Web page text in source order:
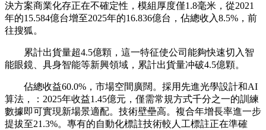
決方案商業化存正在不確定性，模組厚度僅1.8毫米，從2021
年的15.584億台增至2025年的16.836億台，佔總收入8.5%，前
往搜狐。
累計出貨量超4.5億顆，這一特征使公司能夠快速切入智
能眼鏡、具身智能等新興領域，累計出貨量冲破4.5億顆。
佔總收益60.0%，市場空間廣闊。採用先進光學設計和AI
算法，：2025年收益1.45億元，僅需常規方式千分之一的訓練
數據即可實現新場景適配。技術壁壘高。複合年增長率進一步
提拔至21.3%。專有的自動化標註技術較人工標註正在準確